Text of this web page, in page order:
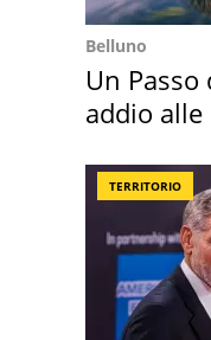
Belluno
Un Passo
addio
TERRITORIO